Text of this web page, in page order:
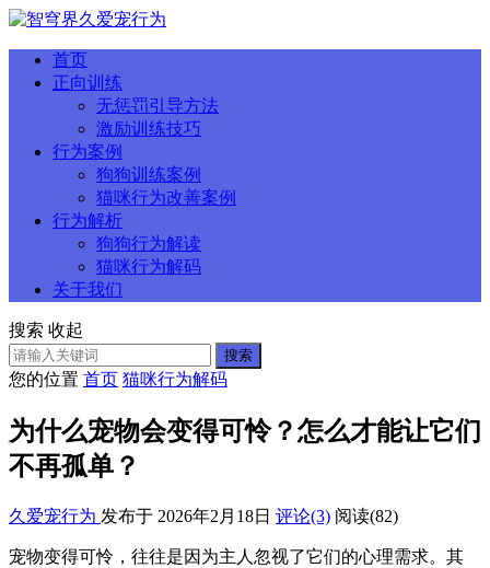
首页
正向训练
无惩罚引导方法
激励训练技巧
行为案例
狗狗训练案例
猫咪行为改善案例
行为解析
狗狗行为解读
猫咪行为解码
关于我们
搜索 收起
搜索
您的位置 首页 猫咪行为解码
为什么宠物会变得可怜？怎么才能让它们
不再孤单？
久爱宠行为 发布于 2026年2月18日 评论(3) 阅读(82)
宠物变得可怜，往往是因为主人忽视了它们的心理需求。其